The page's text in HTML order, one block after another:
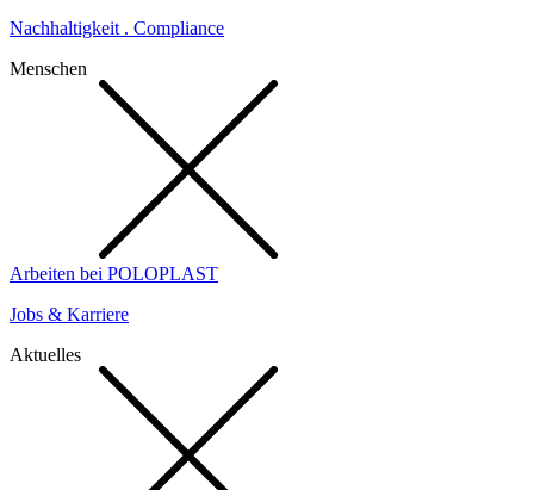
Nachhaltigkeit . Compliance
Menschen
Arbeiten bei POLOPLAST
Jobs & Karriere
Aktuelles